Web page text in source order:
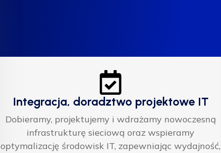
Integracja, doradztwo projektowe IT
Dobieramy, projektujemy i wdrażamy nowoczesną
infrastrukturę sieciową oraz wspieramy
optymalizację środowisk IT, zapewniając wydajność,